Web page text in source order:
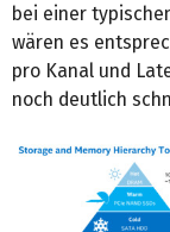
bei einer
wären es
pro Kanal und
noch deutlich